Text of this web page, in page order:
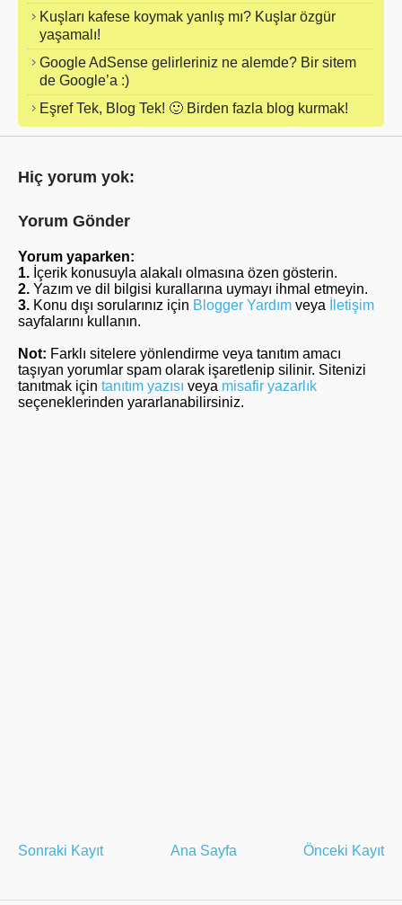
Kuşları kafese koymak yanlış mı? Kuşlar özgür
yaşamalı!
Google AdSense gelirleriniz ne alemde? Bir sitem
de Google’a :)
Eşref Tek, Blog Tek! 🙂 Birden fazla blog kurmak!
Hiç yorum yok:
Yorum Gönder
Yorum yaparken:
1. İçerik konusuyla alakalı olmasına özen gösterin.
2. Yazım ve dil bilgisi kurallarına uymayı ihmal etmeyin.
3. Konu dışı sorularınız için Blogger Yardım veya
İletişim
sayfalarını kullanın.
Not: Farklı sitelere yönlendirme veya tanıtım amacı
taşıyan yorumlar spam olarak işaretlenip silinir. Sitenizi
tanıtmak için tanıtım yazısı veya misafir yazarlık
seçeneklerinden yararlanabilirsiniz.
Sonraki Kayıt Önceki Kayıt
Ana Sayfa